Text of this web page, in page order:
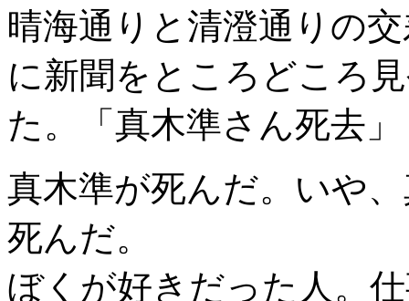
晴海通りと清澄通りの
に新聞をところどころ
た。「真木準さん死去」
真木準が死んだ。いや
死んだ。
ぼくが好きだった人。